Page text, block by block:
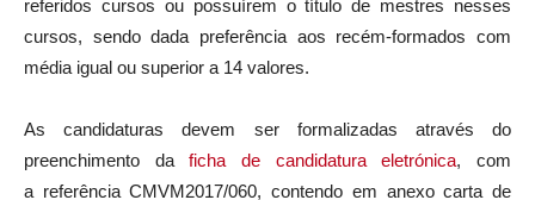
referidos cursos ou possuírem o título de mestres nesses
cursos, sendo dada preferência aos recém-formados com
média igual ou superior a 14 valores.
As candidaturas devem ser formalizadas através do
preenchimento daficha de candidatura eletrónica, com
a referência CMVM2017/060, contendo em anexo carta de